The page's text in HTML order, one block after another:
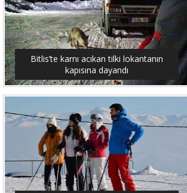
Bitlis’te karnı acıkan tilki lokantanın
kapısına dayandı